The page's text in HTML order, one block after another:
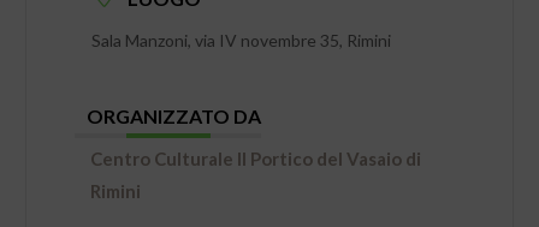
Sala Manzoni, via IV novembre 35, Rimini
ORGANIZZATO DA
Centro Culturale Il Portico del Vasaio di
Rimini